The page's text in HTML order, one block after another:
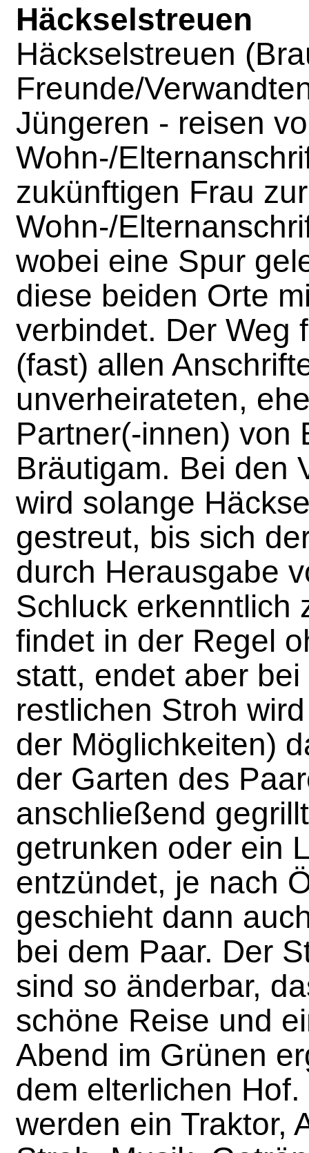
Häckselstreuen
Häckselstreuen
Freunde/
Jüngeren - reisen
Wohn-/
zukünftigen Frau zur
Wohn-/
wobei eine Spur
diese beiden Orte
verbindet. Der Weg
(fast) allen
unverheirateten,
Partner(-innen) von
Bräutigam. Bei den
wird solange
gestreut, bis sich
durch Herausgabe
Schluck erkenntlich
findet in der Regel
statt, endet aber
restlichen Stroh
der Möglichkeiten)
der Garten des
anschließend
getrunken oder ein
entzündet, je nach
geschieht dann
bei dem Paar. Der
sind so änderbar,
schöne Reise und
Abend im Grünen
dem elterlichen
werden ein Traktor,